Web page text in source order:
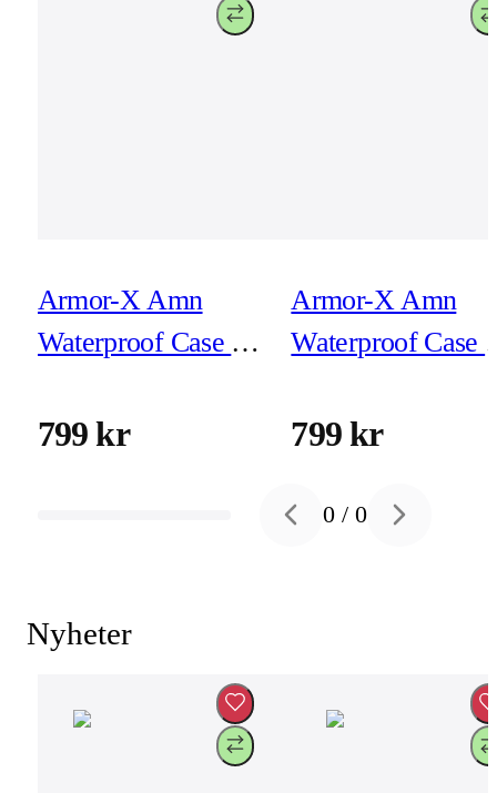
Armor-X Amn
Waterproof Case &
iPhone 17
799 kr
Armor-X Amn
Waterproof Case
iPhone 17 Pro
799 kr
Previous slide
0 /0 Next slide
Nyheter